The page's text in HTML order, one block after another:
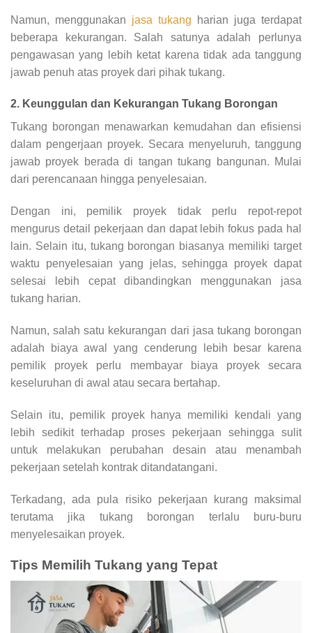
Namun, menggunakan jasa tukang harian juga terdapat
beberapa kekurangan. Salah satunya adalah perlunya
pengawasan yang lebih ketat karena tidak ada tanggung
jawab penuh atas proyek dari pihak tukang.
2. Keunggulan dan Kekurangan Tukang Borongan
Tukang borongan menawarkan kemudahan dan efisiensi
dalam pengerjaan proyek. Secara menyeluruh, tanggung
jawab proyek berada di tangan tukang bangunan. Mulai
dari perencanaan hingga penyelesaian.
Dengan ini, pemilik proyek tidak perlu repot-repot
mengurus detail pekerjaan dan dapat lebih fokus pada hal
lain. Selain itu, tukang borongan biasanya memiliki target
waktu penyelesaian yang jelas, sehingga proyek dapat
selesai lebih cepat dibandingkan menggunakan jasa
tukang harian.
Namun, salah satu kekurangan dari jasa tukang borongan
adalah biaya awal yang cenderung lebih besar karena
pemilik proyek perlu membayar biaya proyek secara
keseluruhan di awal atau secara bertahap.
Selain itu, pemilik proyek hanya memiliki kendali yang
lebih sedikit terhadap proses pekerjaan sehingga sulit
untuk melakukan perubahan desain atau menambah
pekerjaan setelah kontrak ditandatangani.
Terkadang, ada pula risiko pekerjaan kurang maksimal
terutama jika tukang borongan terlalu buru-buru
menyelesaikan proyek.
Tips Memilih Tukang yang Tepat